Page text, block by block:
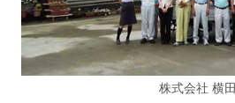
株式会社 横田